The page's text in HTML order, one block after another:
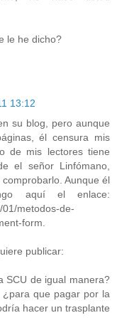
le he dicho?
13:12
su blog, pero aunque
él censura mis
de mis lectores tiene
el señor Linfómano,
Aunque él
aquí el enlace:
metodos-de-
form.
publicar:
SCU de igual manera?
que pagar por la
hacer un trasplante